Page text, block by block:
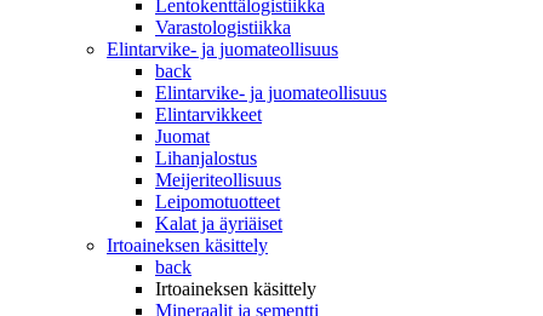
Lentokenttälogistiikka
Varastologistiikka
Elintarvike- ja juomateollisuus
back
Elintarvike- ja juomateollisuus
Elintarvikkeet
Juomat
Lihanjalostus
Meijeriteollisuus
Leipomotuotteet
Kalat ja äyriäiset
Irtoaineksen käsittely
back
Irtoaineksen käsittely
Mineraalit ja sementti